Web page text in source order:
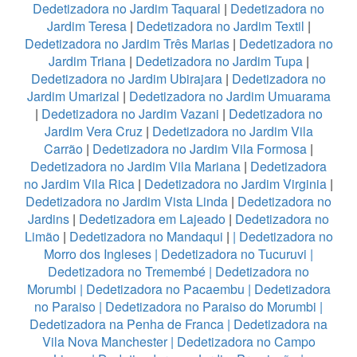
Dedetizadora no Jardim Taquaral | Dedetizadora no
Jardim Teresa| Dedetizadora no Jardim Textil |
Dedetizadora no Jardim Três Marias| Dedetizadora no
Jardim Triana| Dedetizadora no Jardim Tupa|
Dedetizadora no Jardim Ubirajara | Dedetizadora no
Jardim Umarizal | Dedetizadora no Jardim Umuarama
| Dedetizadora no Jardim Vazani | Dedetizadora no
Jardim Vera Cruz| Dedetizadora no Jardim Vila
Carrão | Dedetizadora no Jardim Vila Formosa |
Dedetizadora no Jardim Vila Mariana | Dedetizadora
no Jardim Vila Rica | Dedetizadora no Jardim Virginia |
Dedetizadora no Jardim Vista Linda | Dedetizadora no
Jardins | Dedetizadora em Lajeado | Dedetizadora no
Limão| Dedetizadora no Mandaqui | | Dedetizadora no
Morro dos Ingleses | Dedetizadora no Tucuruvi |
Dedetizadora no Tremembé | Dedetizadora no
Morumbi | Dedetizadora no Pacaembu | Dedetizadora
no Paraiso | Dedetizadora no Paraiso do Morumbi |
Dedetizadora na Penha de Franca | Dedetizadora na
Vila Nova Manchester| Dedetizadora no Campo